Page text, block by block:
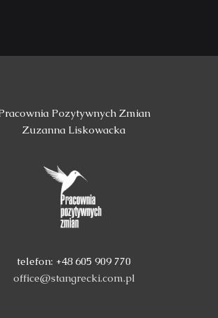
Pozytywnych Zmian
Zuzanna Liskowacka
telefon: +48 605 909 770
office@stangrecki.com.pl